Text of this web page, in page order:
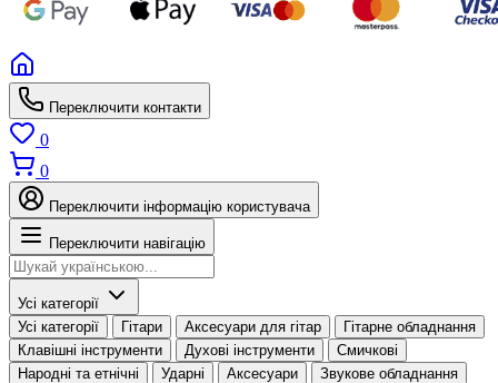
Переключити контакти
0
0
Переключити інформацію користувача
Переключити навігацію
Усі категорії
Усі категорії
Гітари Аксесуари для гітар
Гітарне обладнання
Клавішні інструменти
Духові інструменти
Смичкові
Народні та етнічні
Ударні Аксесуари
Звукове обладнання